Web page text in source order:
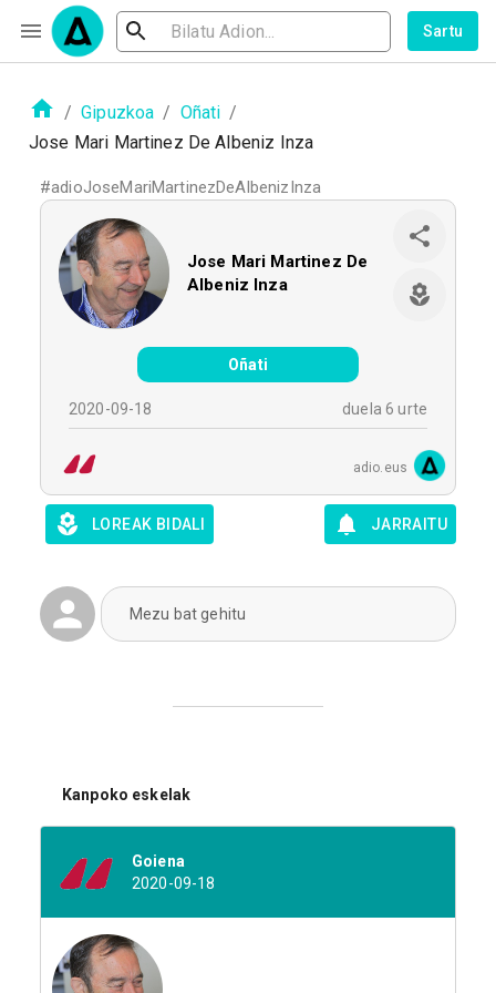
Sartu
/ Gipuzkoa / Oñati /
Jose Mari Martinez De Albeniz Inza
#adioJoseMariMartinezDeAlbenizInza
Jose Mari Martinez De
Albeniz Inza
Oñati
2020-09-18 duela 6 urte
adio.eus
LOREAK BIDALI JARRAITU
Mezu bat gehitu
Kanpoko eskelak
Goiena
2020-09-18